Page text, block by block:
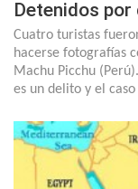
Detenidos por
Cuatro turistas
hacerse fotografías
Machu Picchu
es un delito y el